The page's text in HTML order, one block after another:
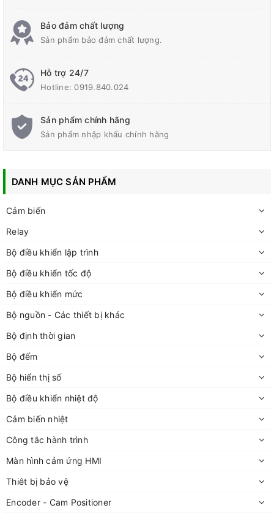
Bảo đảm chất lượng
Sản phẩm bảo đảm chất lượng.
Hỗ trợ 24/7
Hotline:0919.840.024
Sản phẩm chính hãng
Sản phẩm nhập khẩu chính hãng
DANH MỤC SẢN PHẨM
Cảm biến
Relay
Bộ điều khiển lập trình
Bộ điều khiển tốc độ
Bộ điều khiển mức
Bộ nguồn - Các thiết bị khác
Bộ định thời gian
Bộ đếm
Bộ hiển thị số
Bộ điều khiển nhiệt độ
Cảm biến nhiệt
Công tắc hành trình
Màn hình cảm ứng HMI
Thiêt bị bảo vệ
Encoder - Cam Positioner